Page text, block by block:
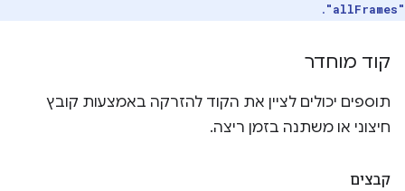
"allFrames"
.
קוד מוחדר
תוספים יכולים לציין את הקוד להזרקה באמצעות קובץ
חיצוני או משתנה בזמן ריצה.
קבצים